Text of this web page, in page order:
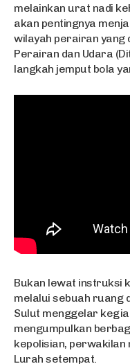
melainkan urat nadi
akan pentingnya
wilayah perairan yang
Perairan dan Udara
langkah jemput bola
Bukan lewat instruksi
melalui sebuah ruang
Sulut menggelar
mengumpulkan
kepolisian, perwakilan
Lurah setempat.